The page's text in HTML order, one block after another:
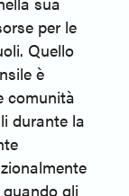
per le
Quello
è
comunità
durante la
gli